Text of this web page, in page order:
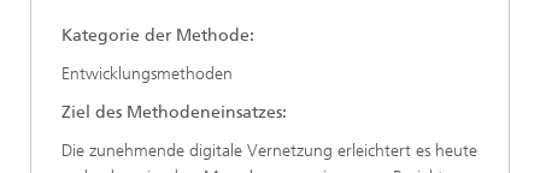
Kategorie der Methode:
Entwicklungsmethoden
Ziel des Methodeneinsatzes:
Die zunehmende digitale Vernetzung erleichtert es heute